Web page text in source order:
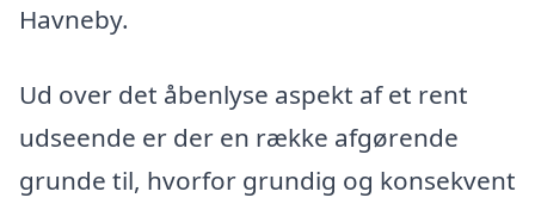
Havneby.
Ud over det åbenlyse aspekt af et rent
udseende er der en række afgørende
grunde til, hvorfor grundig og konsekvent